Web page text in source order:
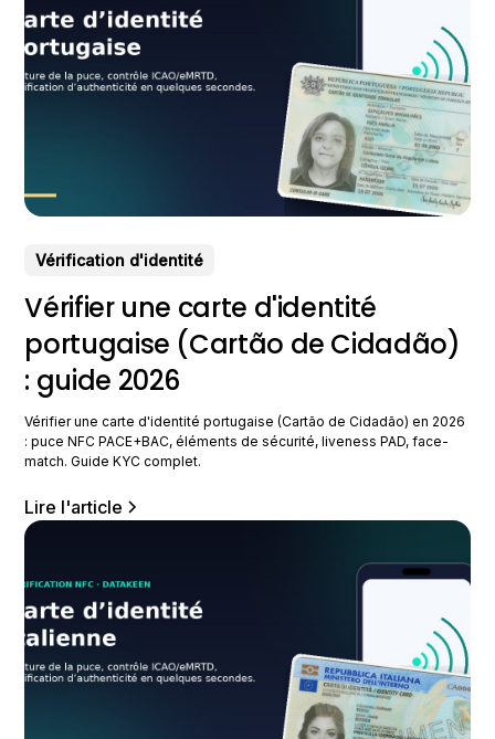
Vérification d'identité
Vérifier une carte d'identité
portugaise (Cartão de Cidadão)
: guide 2026
Vérifier une carte d'identité portugaise (Cartão de Cidadão) en 2026
: puce NFC PACE+BAC, éléments de sécurité, liveness PAD, face-
match. Guide KYC complet.
Lire l'article